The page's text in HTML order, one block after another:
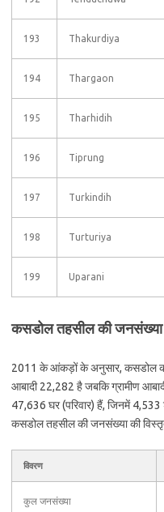
193 Thakurdiya
194 Thargaon
195 Tharhidih
196 Tiprung
197 Turkindih
198 Turturiya
199 Uparani
कसडोल तहसील की
2011 के आंकड़ों के अनुसार, कसडोल
आबादी 22,282 है जबकि ग्रामीण
47,636 घर (परिवार) हैं, जिनमें
कसडोल तहसील की जनसंख्या की विस्तृत
विवरण
कुल जनसंख्या